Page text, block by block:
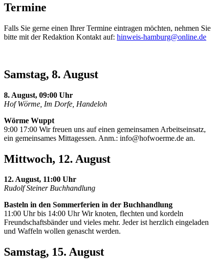
Termine
Falls Sie gerne einen Ihrer Termine eintragen möchten, nehmen Sie
bitte mit der Redaktion Kontakt auf: hinweis-hamburg@online.de
Samstag, 8. August
8. August, 09:00 Uhr
Hof Wörme, Im Dorfe, Handeloh
Wörme Wuppt
9:00 17:00 Wir freuen uns auf einen gemeinsamen Arbeitseinsatz,
ein gemeinsames Mittagessen. Anm.: info@hofwoerme.de an.
Mittwoch, 12. August
12. August, 11:00 Uhr
Rudolf Steiner Buchhandlung
Basteln in den Sommerferien in der Buchhandlung
11:00 Uhr bis 14:00 Uhr Wir knoten, flechten und kordeln
Freundschaftsbänder und vieles mehr. Jeder ist herzlich eingeladen
und Waffeln wollen genascht werden.
Samstag, 15. August